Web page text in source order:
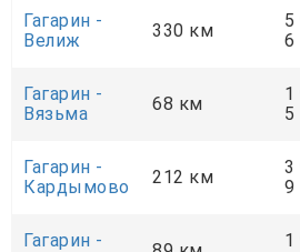
Гагарин -
Велиж
330 км
5
6
Гагарин -
Вязьма
68 км
1
5
Гагарин -
Кардымово
212 км
3
9
Гагарин -
1